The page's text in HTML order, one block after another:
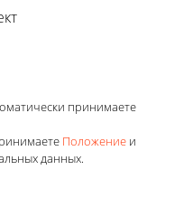
принимаете
Положение и
данных.